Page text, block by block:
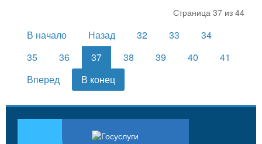
Страница 37 из 44
В начало Назад 32 33
34
35
36 37 38 39 40
41
Вперед
В конец